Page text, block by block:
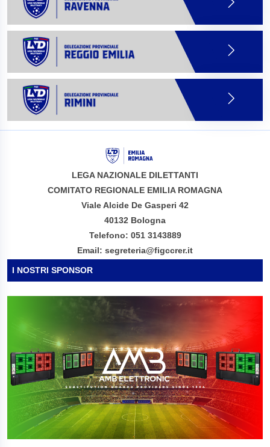
LEGA NAZIONALE DILETTANTI
COMITATO REGIONALE EMILIA ROMAGNA
Viale Alcide De Gasperi 42
40132 Bologna
Telefono: 051 3143889
Email: segreteria@figccrer.it
I NOSTRI SPONSOR